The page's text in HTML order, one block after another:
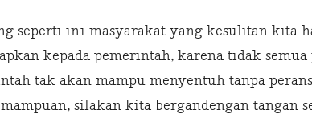
seperti ini masyarakat yang kesulitan kita
kepada pemerintah, karena tidak
tak akan mampu menyentuh tanpa
silakan kita bergandengan tangan